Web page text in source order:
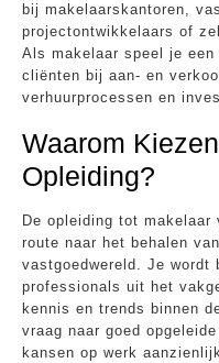
bij makelaarskantoren,
projectontwikkelaars of
Als makelaar speel je
cliënten bij aan- en
verhuurprocessen en
Waarom
Opleiding?
De opleiding tot
route naar het behalen
vastgoedwereld. Je wordt
professionals uit het
kennis en trends binnen
vraag naar goed
kansen op werk